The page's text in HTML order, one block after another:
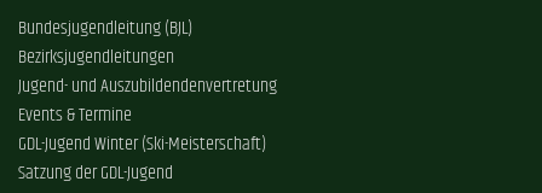
Bundesjugendleitung (BJL)
Bezirksjugendleitungen
Jugend- und Auszubildendenvertretung
Events & Termine
GDL-Jugend Winter (Ski-Meisterschaft)
Satzung der GDL-Jugend